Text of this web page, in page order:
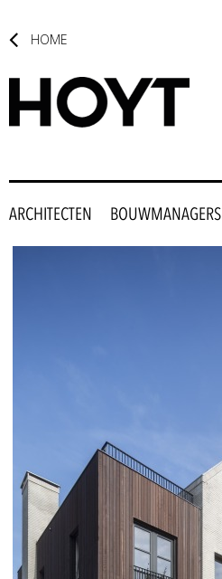
HOME
ARCHITECTEN BOUWMANAGERS